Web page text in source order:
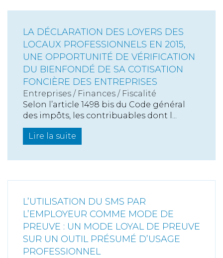
LA DÉCLARATION DES LOYERS DES
LOCAUX PROFESSIONNELS EN 2015,
UNE OPPORTUNITÉ DE VÉRIFICATION
DU BIENFONDÉ DE SA COTISATION
FONCIÈRE DES ENTREPRISES
Entreprises / Finances / Fiscalité
Selon l’article 1498 bis du Code général
des impôts, les contribuables dont l...
Lire la suite
L’UTILISATION DU SMS PAR
L’EMPLOYEUR COMME MODE DE
PREUVE : UN MODE LOYAL DE PREUVE
SUR UN OUTIL PRÉSUMÉ D’USAGE
PROFESSIONNEL